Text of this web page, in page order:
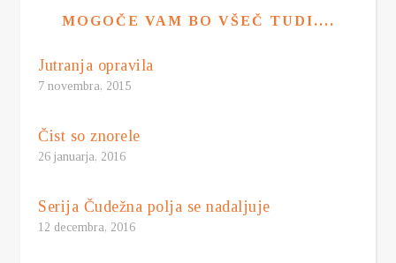
MOGOČE VAM BO VŠEČ TUDI....
Jutranja opravila
7 novembra, 2015
Čist so znorele
26 januarja, 2016
Serija Čudežna polja se nadaljuje
12 decembra, 2016